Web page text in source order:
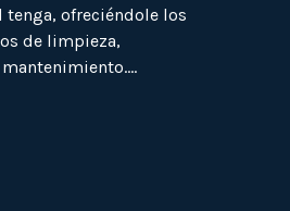
tenga, ofreciéndole los
de limpieza,